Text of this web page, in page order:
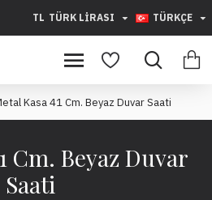
TL TÜRK LIRASI TÜRKÇE
Kasa 41 Cm. Beyaz Duvar Saati
Cm. Beyaz Duvar
Saati